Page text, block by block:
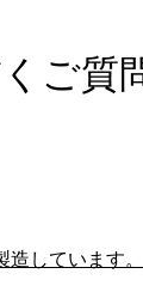
ご質
しています